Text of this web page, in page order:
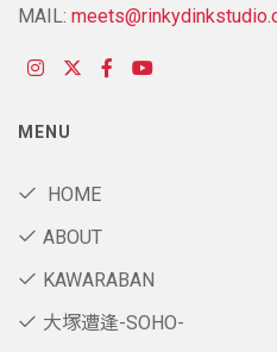
MAIL:
MENU
HOME
ABOUT
KAWARABAN
大塚遭逢-SOHO-